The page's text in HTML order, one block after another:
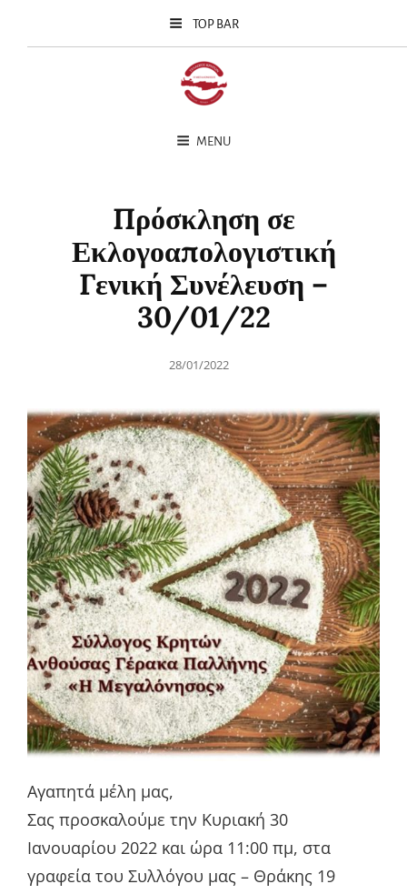
TOP BAR
MENU
Πρόσκληση σε
Εκλογοαπολογιστική
Γενική Συνέλευση –
30/01/22
Posted
28/01/2022
Αγαπητά μέλη μας,
Σας προσκαλούμε την Κυριακή 30
Ιανουαρίου 2022 και ώρα 11:00 πμ, στα
γραφεία του Συλλόγου μας – Θράκης 19